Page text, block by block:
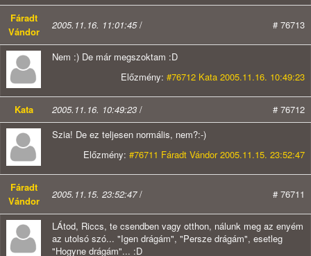
Fáradt
Vándor
2005.11.16. 11:01:45/ # 76713
Nem :) De már megszoktam :D
Előzmény: #76712 Kata 2005.11.16. 10:49:23
Kata 2005.11.16. 10:49:23 /
# 76712
Szia! De ez teljesen normális, nem?:-)
Előzmény: #76711 Fáradt Vándor 2005.11.15. 23:52:47
Fáradt
Vándor
2005.11.15. 23:52:47/ # 76711
LÁtod, Riccs, te csendben vagy otthon, nálunk meg az enyém
az utolsó szó... "Igen drágám", "Persze drágám", esetleg
"Hogyne drágám"... :D